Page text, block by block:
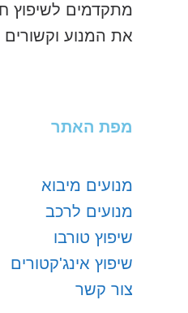
מתקדמים לשיפוץ
את המנוע וקשורים
מפת האתר
מנועים מיבוא
מנועים לרכב
שיפוץ טורבו
שיפוץ אינג'קטורים
צור קשר